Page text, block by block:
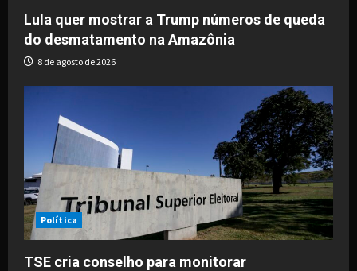
o
n
Lula quer mostrar a Trump números de queda
do desmatamento na Amazônia
8 de agosto de 2026
Política
TSE cria conselho para monitorar